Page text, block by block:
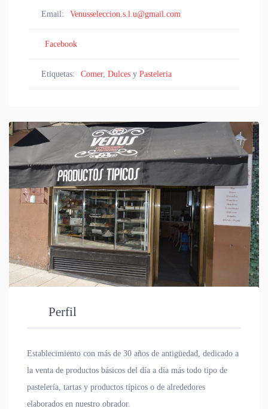
Perfil
Establecimiento con más de 30 años de antigüedad, dedicado a
la venta de productos básicos del día a día más todo tipo de
pastelería, tartas y productos típicos o de alrededores
elaborados en nuestro obrador.
Email: Venusseleccion.s.l.u@gmail.com
Facebook
Etiquetas: Comer, Dulces y Pasteleria